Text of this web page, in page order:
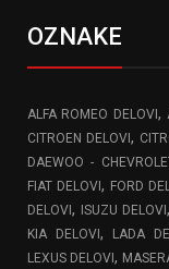
OZNAKE
ALFA ROMEO DELOVI ,
CITROEN DELOVI ,
DAEWOO -
FIAT DELOVI, FORD
DELOVI , ISUZU DELOVI ,
KIA DELOVI , LADA
LEXUS DELOVI,